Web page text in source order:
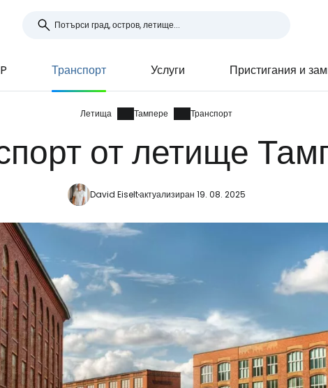
Транспорт Услуги Пристигания и
Летища Тампере Транспорт
от летище
David Eiseltактуализиран 19. 08. 2025